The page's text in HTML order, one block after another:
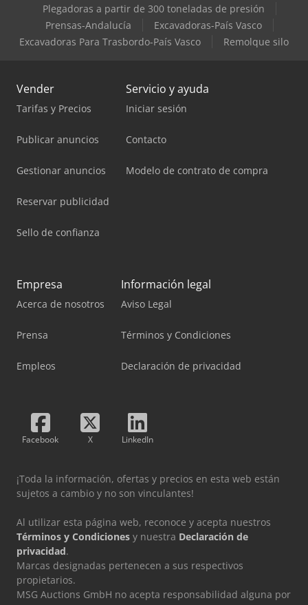
Plegadoras a partir de 300 toneladas de presión
Prensas-Andalucía
Excavadoras-País Vasco
Excavadoras Para Trasbordo-País Vasco
Remolque silo
Vender
Tarifas y Precios
Publicar anuncios
Gestionar anuncios
Reservar publicidad
Sello de confianza
Servicio y ayuda
Iniciar sesión
Contacto
Modelo de contrato de compra
Empresa
Acerca de nosotros
Prensa
Empleos
Información legal
Aviso Legal
Términos y Condiciones
Declaración de privacidad
Facebook X LinkedIn
¡Toda la información, ofertas y precios en esta web están
sujetos a cambio y no son vinculantes!
Al utilizar esta página web, reconoce y acepta nuestros
Términos y Condiciones y nuestra Declaración de
privacidad.
Marcas designadas pertenecen a sus respectivos
propietarios.
MSG Auctions GmbH no acepta responsabilidad alguna por